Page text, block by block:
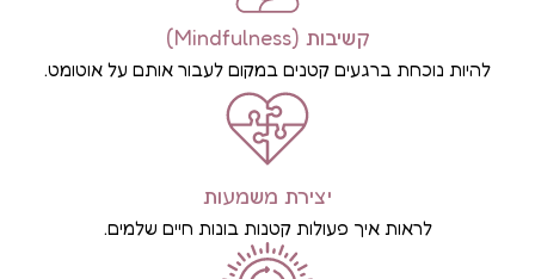
קשיבות (Mindfulness)
להיות נוכחת ברגעים קטנים במקום לעבור אותם על אוטומט.
יצירת משמעות
לראות איך פעולות קטנות בונות חיים שלמים.